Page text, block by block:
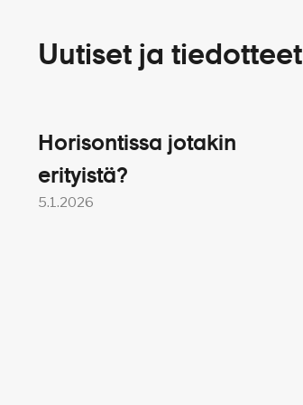
Uutiset ja tiedotteet
Horisontissa jotakin
erityistä?
5.1.2026